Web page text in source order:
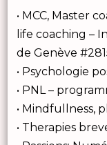
• MCC, Master
life coaching –
de Genève
• Psychologie
• PNL –
• Mindfullness,
• Therapies